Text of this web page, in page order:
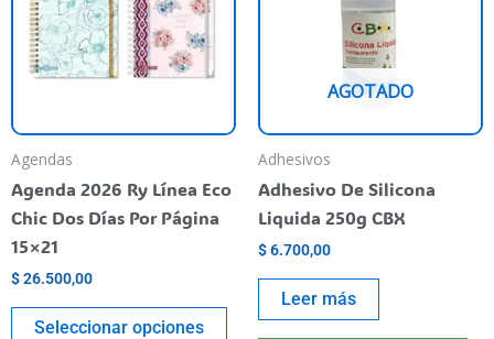
Agendas
Agenda 2026 Ry Línea Eco
Chic Dos Días Por Página
15×21
$26.500,00
Seleccionar opciones
se
pueden
elegir
producto
AGOTADO
Adhesivos
Adhesivo De Silicona
Liquida 250g CBX
$6.700,00
Leer más